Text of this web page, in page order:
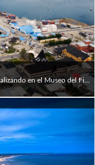
Esta excursión dura aproximadamente 60 minutos finalizando en el Museo del Fin del Mundo. Durante la misma visita nos detendremos en diferentes puntos panorámicos de la ciudad. El Guía nos contará la historia de la ciudad desde el arribo de los primeros pastores anglicanos hasta el presente. Durante esta excursión veremos diferentes barrios, hermosas vistas, edificios históricos con su particular estilo de construcción "fueguina", la Antigua prisión y el Museo del Fin del Mundo. Conocida como el punto más austral de Sudamérica, 3.171 Km separan a Ushuaia de Buenos Aires.